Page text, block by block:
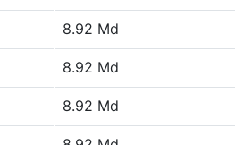
8.92 Md
8.92 Md
8.92 Md